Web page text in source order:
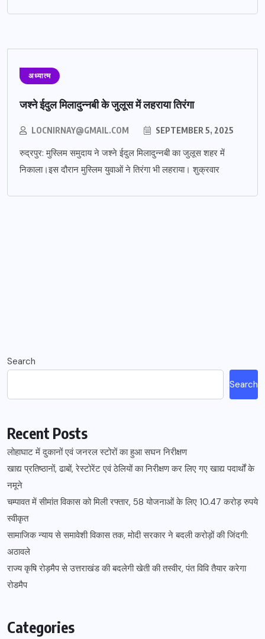
अध्यात्म
जश्ने ईदुल मिलादुन्नबी के जुलूस में लहराया तिरंगा
LOCNIRNAY@GMAIL.COM SEPTEMBER 5, 2025
रुद्रपुर: मुस्लिम समुदाय ने जश्ने ईदुल मिलादुन्नबी का जुलूस शहर में
निकाला।इस दौरान मुस्लिम युवाओं ने तिरंगा भी लहराया। शुक्रवार
Search
Search
Recent Posts
लोहाघाट में दुकानों एवं जनरल स्टोरों का हुआ सघन निरीक्षण
खाद्य प्रतिष्ठानों, ढाबों, रेस्टोरेंट एवं ठेलियों का निरीक्षण कर लिए गए खाद्य पदार्थों के
नमूने
चम्पावत में सीमांत विकास को मिली रफ्तार, 58 योजनाओं के लिए 10.47 करोड़ रुपये
स्वीकृत
सामाजिक न्याय से समावेशी विकास तक, मोदी सरकार ने बदली करोड़ों की जिंदगी:
अठावले
राज्य कृषि रोड़मैप से उत्तराखंड की बदलेगी खेती की तस्वीर, पंत विवि तैयार करेगा
रोडमैप
Categories